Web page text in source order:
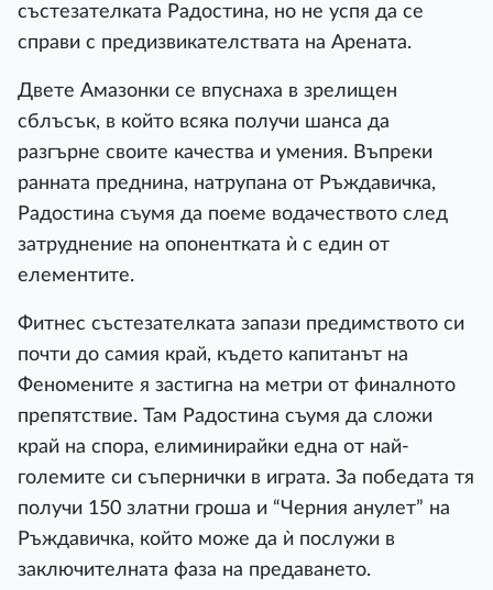
състезателката Радостина, но не успя да се
справи с предизвикателствата на Арената.
Двете Амазонки се впуснаха в зрелищен
сблъсък, в който всяка получи шанса да
разгърне своите качества и умения. Въпреки
ранната преднина, натрупана от Ръждавичка,
Радостина съумя да поеме водачеството след
затруднение на опонентката ѝ с един от
елементите.
Фитнес състезателката запази предимството си
почти до самия край, където капитанът на
Феномените я застигна на метри от финалното
препятствие. Там Радостина съумя да сложи
край на спора, елиминирайки една от най-
големите си съпернички в играта. За победата тя
получи 150 златни гроша и “Черния анулет” на
Ръждавичка, който може да ѝ послужи в
заключителната фаза на предаването.